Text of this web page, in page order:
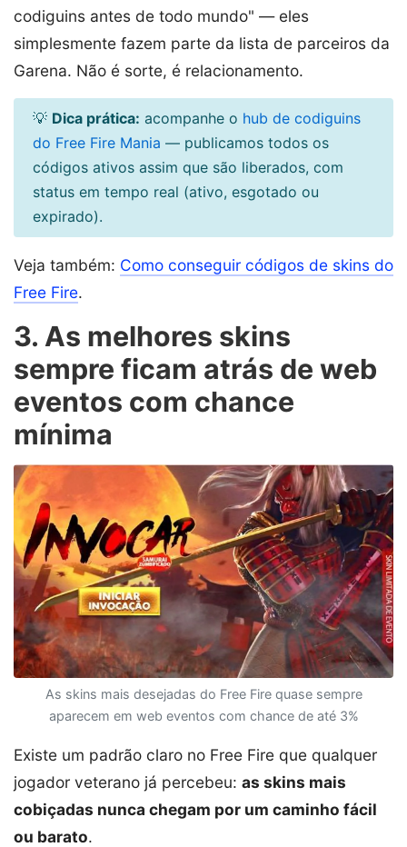
codiguins antes de todo mundo" — eles
simplesmente fazem parte da lista de parceiros da
Garena. Não é sorte, é relacionamento.
💡 Dica prática: acompanhe o hub de codiguins
do Free Fire Mania — publicamos todos os
códigos ativos assim que são liberados, com
status em tempo real (ativo, esgotado ou
expirado).
Veja também: Como conseguir códigos de skins do
Free Fire.
3. As melhores skins
sempre ficam atrás de web
eventos com chance
mínima
As skins mais desejadas do Free Fire quase sempre
aparecem em web eventos com chance de até 3%
Existe um padrão claro no Free Fire que qualquer
jogador veterano já percebeu: as skins mais
cobiçadas nunca chegam por um caminho fácil
ou barato.